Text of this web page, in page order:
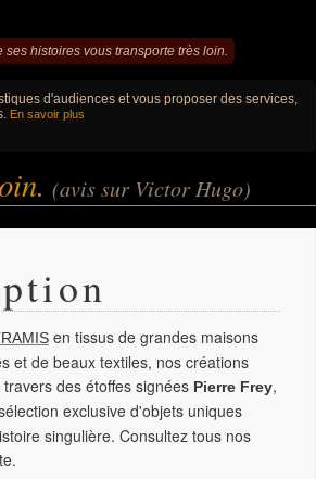
ses histoires vous transporte très loin.
d'audiences et vous proposer des services,
En savoir plus
(avis sur Victor Hugo)
en tissus de grandes maisons
et de beaux textiles, nos créations
des étoffes signées Pierre Frey,
exclusive d'objets uniques
singulière. Consultez tous nos